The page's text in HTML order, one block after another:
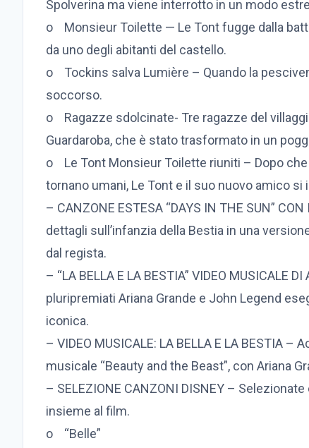
Spolverina ma viene interrotto in un modo
o Monsieur Toilette — Le Tont fugge dalla
da uno degli abitanti del castello.
o Tockins salva Lumière – Quando la
soccorso.
o Ragazze sdolcinate- Tre ragazze del
Guardaroba, che è stato trasformato in un
o Le Tont Monsieur Toilette riuniti – Dopo
tornano umani, Le Tont e il suo nuovo amico si
– CANZONE ESTESA “DAYS IN THE SUN”
dettagli sull’infanzia della Bestia in una
dal regista.
– “LA BELLA E LA BESTIA” VIDEO MUSICALE
pluripremiati Ariana Grande e John Legend
iconica.
– VIDEO MUSICALE: LA BELLA E LA BESTIA
musicale “Beauty and the Beast”, con Ariana
– SELEZIONE CANZONI DISNEY –
insieme al film.
o “Belle”